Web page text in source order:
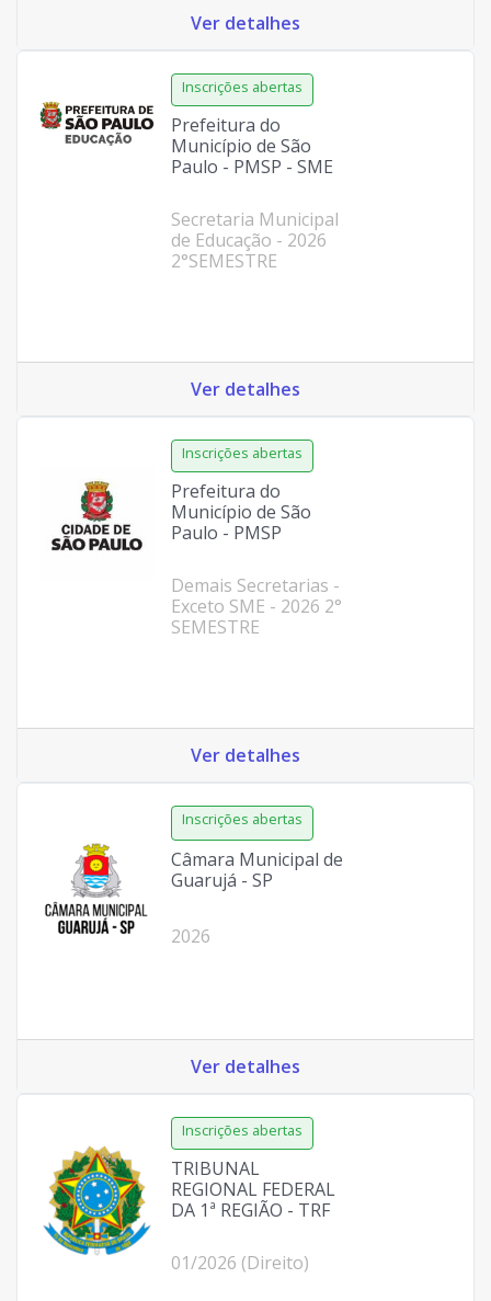
Ver detalhes
Prefeitura do
Município de São
Paulo - PMSP - SME
Secretaria Municipal
de Educação - 2026
2°SEMESTRE
Ver detalhes
Prefeitura do
Município de São
Paulo - PMSP
Demais Secretarias -
Exceto SME - 2026 2°
SEMESTRE
Ver detalhes
Câmara Municipal de
Guarujá - SP
2026
Ver detalhes
TRIBUNAL
REGIONAL FEDERAL
DA 1ª REGIÃO - TRF
01/2026 (Direito)